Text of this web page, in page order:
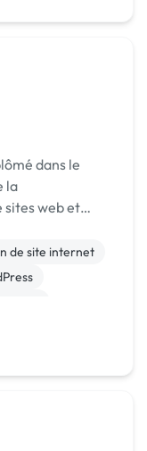
dans le
la
sites web et
qui
de site internet